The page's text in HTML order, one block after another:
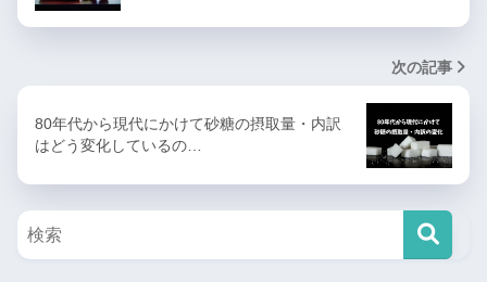
次の記事
80年代から現代にかけて砂糖の摂取量・内訳
はどう変化しているの…